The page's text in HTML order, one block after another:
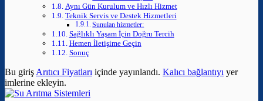
Aynı Gün Kurulum ve Hızlı Hizmet
Teknik Servis ve Destek Hizmetleri
Sunulan hizmetler:
Sağlıklı Yaşam İçin Doğru Tercih
Hemen İletişime Geçin
Sonuç
Bu girişArıtıcı Fiyatları içinde yayınlandı. Kalıcı bağlantıyı yer
imlerine ekleyin.